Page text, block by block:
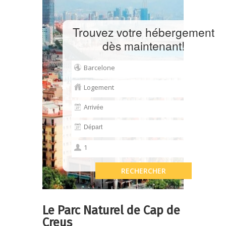
Trouvez votre hébergement
dès maintenant!
Le Parc Naturel de Cap de
Creus